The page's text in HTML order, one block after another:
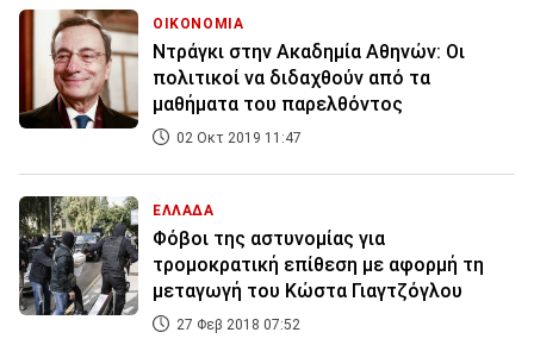
ΟΙΚΟΝΟΜΙΑ
Ντράγκι στην Ακαδημία Αθηνών: Οι
πολιτικοί να διδαχθούν από τα
μαθήματα του παρελθόντος
02 Οκτ 2019 11:47
ΕΛΛΑΔΑ
Φόβοι της αστυνομίας για
τρομοκρατική επίθεση με αφορμή τη
μεταγωγή του Κώστα Γιαγτζόγλου
27 Φεβ 2018 07:52